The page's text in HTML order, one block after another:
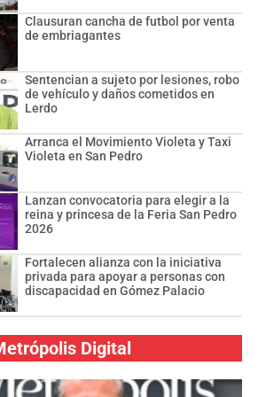
Clausuran cancha de futbol por venta
de embriagantes
Sentencian a sujeto por lesiones, robo
de vehículo y daños cometidos en
Lerdo
Arranca el Movimiento Violeta y Taxi
Violeta en San Pedro
Lanzan convocatoria para elegir a la
reina y princesa de la Feria San Pedro
2026
Fortalecen alianza con la iniciativa
privada para apoyar a personas con
discapacidad en Gómez Palacio
Digital